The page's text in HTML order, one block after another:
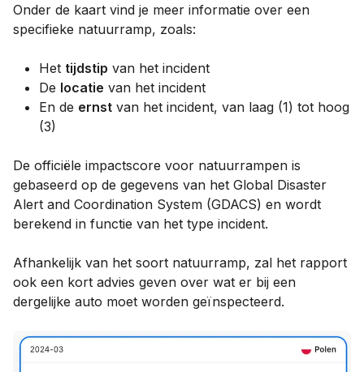
Onder de kaart vind je meer informatie over een
specifieke natuurramp, zoals:
Het tijdstip van het incident
De locatie van het incident
En de ernst van het incident, van laag (1) tot hoog
(3)
De officiële impactscore voor natuurrampen is
gebaseerd op de gegevens van het Global Disaster
Alert and Coordination System (GDACS) en wordt
berekend in functie van het type incident.
Afhankelijk van het soort natuurramp, zal het rapport
ook een kort advies geven over wat er bij een
dergelijke auto moet worden geïnspecteerd.